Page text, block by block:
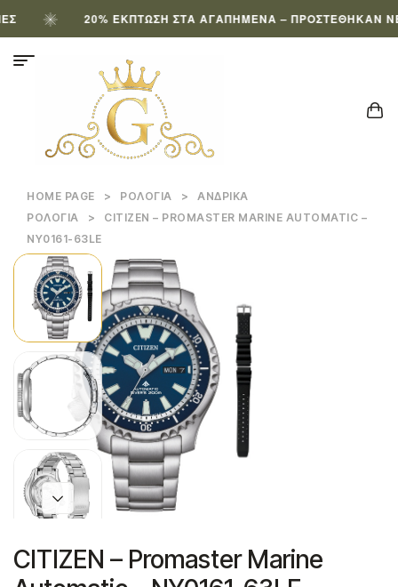
20% ΈΚΠΤΩΣΗ ΣΤΑ ΑΓΑΠΗΜΈΝΑ – ΠΡΟΣΤΈΘΗΚΑΝ ΝΈΑ
HOME PAGE > ΡΟΛΌΓΙΑ >
ΑΝΔΡΙΚΆ
ΡΟΛΌΓΙΑ
>
CITIZEN – PROMASTER MARINE AUTOMATIC –
NY0161-63LE
CITIZEN – Promaster Marine